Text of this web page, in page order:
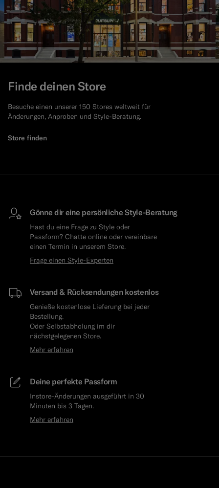
Finde deinen Store
Besuche einen unserer 150 Stores weltweit für
Änderungen, Anproben und Style-Beratung.
Store finden
Gönne dir eine persönliche Style-Beratung
Hast du eine Frage zu Style oder
Passform? Chatte online oder vereinbare
einen Termin in unserem Store.
Frage einen Style-Experten
Versand & Rücksendungen kostenlos
Genieße kostenlose Lieferung bei jeder
Bestellung.
Oder Selbstabholung im dir
nächstgelegenen Store.
Mehr erfahren
Deine perfekte Passform
Instore-Änderungen ausgeführt in 30
Minuten bis 3 Tagen.
Mehr erfahren